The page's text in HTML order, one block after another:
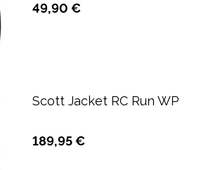
49,90 €
Scott Jacket RC Run WP
189,95 €